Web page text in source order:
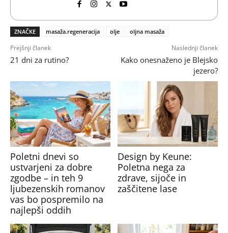
ZNAČKE masaža.regeneracija olje oljna masaža
Prejšnji članek
21 dni za rutino?
Naslednji članek
Kako onesnaženo je Blejsko
jezero?
Poletni dnevi so
ustvarjeni za dobre
zgodbe – in teh 9
ljubezenskih romanov
vas bo pospremilo na
najlepši oddih
Design by Keune:
Poletna nega za
zdrave, sijoče in
zaščitene lase